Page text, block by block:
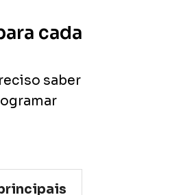
cada
saber